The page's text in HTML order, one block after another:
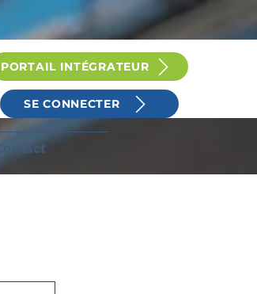
PORTAIL INTÉGRATEUR
SE CONNECTER
Contact